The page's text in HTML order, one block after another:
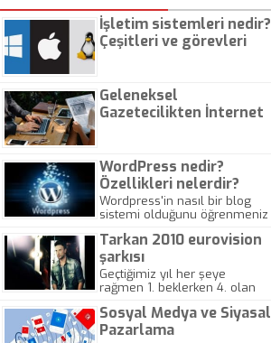
İşletim sistemleri nedir?
Çeşitleri ve görevleri
Geleneksel
Gazetecilikten İnternet
WordPress nedir?
Özellikleri nelerdir?
Wordpress'in nasıl bir blog
sistemi olduğunu öğrenmeniz
Tarkan 2010 eurovision
şarkısı
Geçtiğimiz yıl her şeye
rağmen 1. beklerken 4. olan
gösterisinin bu yarışmada
önemli olmadığını anlamıştır.
Sosyal Medya ve Siyasal
Pazarlama